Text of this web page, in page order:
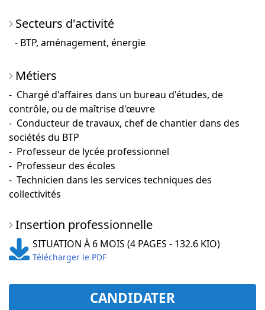
Secteurs d'activité
BTP, aménagement, énergie
Métiers
- Chargé d'affaires dans un bureau d'études, de
contrôle, ou de maîtrise d'œuvre
- Conducteur de travaux, chef de chantier dans des
sociétés du BTP
- Professeur de lycée professionnel
- Professeur des écoles
- Technicien dans les services techniques des
collectivités
Insertion professionnelle
SITUATION À 6 MOIS (4 PAGES - 132.6 KIO)
Télécharger le PDF
CANDIDATER